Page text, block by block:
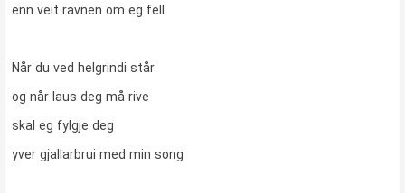
enn veit ravnen om eg fell
Når du ved helgrindi står
og når laus deg må rive
skal eg fylgje deg
yver gjallarbrui med min song